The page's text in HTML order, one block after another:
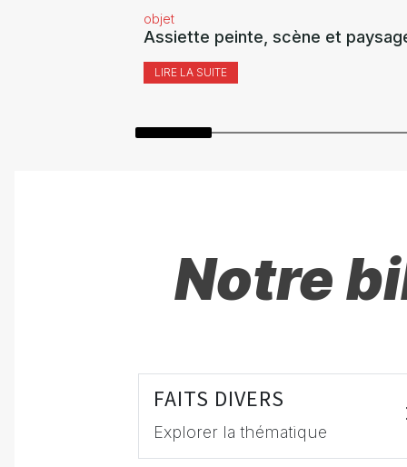
objet
Assiette peinte, scène et
LIRE LA SUITE
Notre
FAITS DIVERS
Explorer la thématique